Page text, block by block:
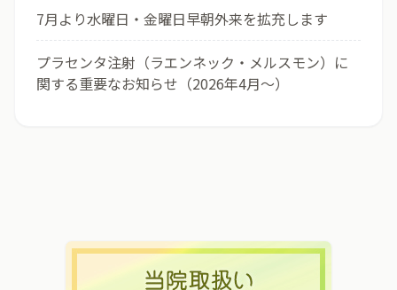
7月より水曜日・金曜日早朝外来を拡充します
プラセンタ注射（ラエンネック・メルスモン）に
関する重要なお知らせ（2026年4月〜）